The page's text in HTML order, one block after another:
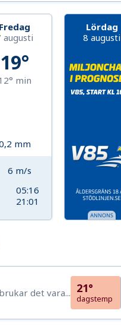
Fredag
augusti
19°
min
mm
6 m/s
05:16
21:01
Lördag
8 augusti
det vara... 21°
dagstemp